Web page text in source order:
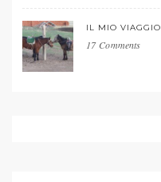
IL MIO
17 Comments